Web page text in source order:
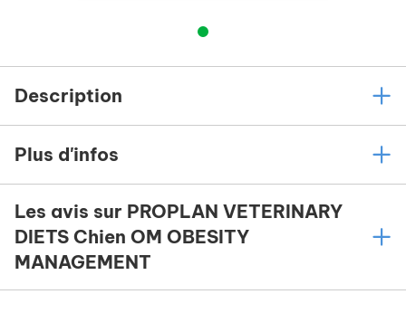
Description
Plus d'infos
Les avis sur PROPLAN VETERINARY
DIETS Chien OM OBESITY
MANAGEMENT